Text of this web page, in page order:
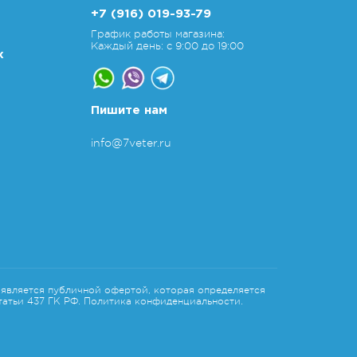
+7 (916) 019-93-79
График работы магазина:
Каждый день: с 9:00 до 19:00
Пишите нам
info@7veter.ru
публичной офертой, которая определяется
437 ГК РФ. Политика конфиденциальности.